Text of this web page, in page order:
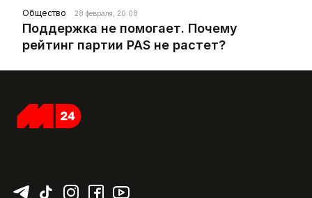
Общество 28 февраля, 20:08
Поддержка не помогает. Почему
рейтинг партии PAS не растет?